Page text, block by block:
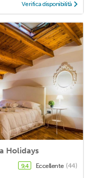
Verifica disponibilità
Holidays
9,4 Eccellente (44)